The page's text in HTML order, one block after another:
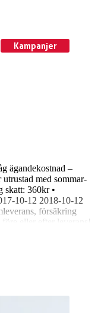
Kampanjer
ägandekostnad –
med sommar-
skatt: 360kr •
10-12 2018-10-12
försäkring
eller efter leverans!
Sveriges största